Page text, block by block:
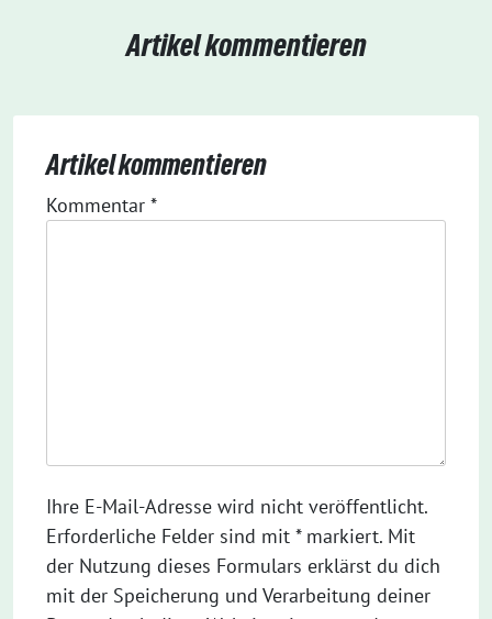
Artikel kommentieren
Artikel kommentieren
Kommentar *
Ihre E-Mail-Adresse wird nicht veröffentlicht.
Erforderliche Felder sind mit * markiert. Mit
der Nutzung dieses Formulars erklärst du dich
mit der Speicherung und Verarbeitung deiner